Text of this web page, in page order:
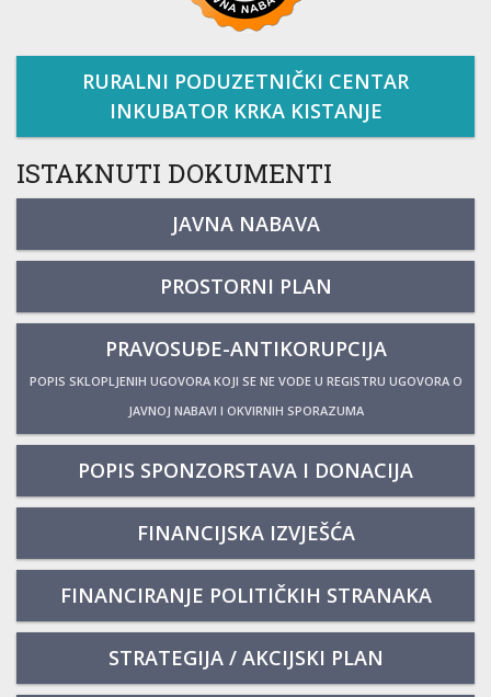
RURALNI PODUZETNIČKI CENTAR
INKUBATOR KRKA KISTANJE
ISTAKNUTI DOKUMENTI
JAVNA NABAVA
PROSTORNI PLAN
PRAVOSUĐE-ANTIKORUPCIJA
POPIS SKLOPLJENIH UGOVORA KOJI SE NE VODE U REGISTRU UGOVORA O
JAVNOJ NABAVI I OKVIRNIH SPORAZUMA
POPIS SPONZORSTAVA I DONACIJA
FINANCIJSKA IZVJEŠĆA
FINANCIRANJE POLITIČKIH STRANAKA
STRATEGIJA / AKCIJSKI PLAN